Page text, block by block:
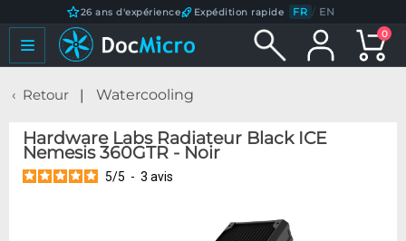
26 ans d'expérience Expédition rapide FR / EN
0
Retour Watercooling
Hardware Labs Radiateur Black ICE
Nemesis 360GTR - Noir
5/5 - 3 avis